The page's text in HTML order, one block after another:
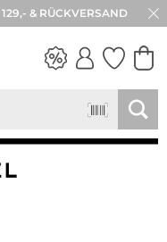
& RÜCKVERSAND